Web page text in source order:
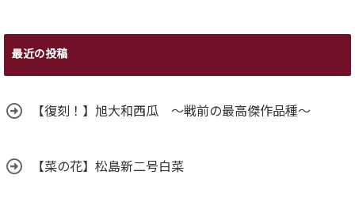
最近の投稿
【復刻！】旭大和西瓜 ～戦前の最高傑作品種～
【菜の花】松島新二号白菜